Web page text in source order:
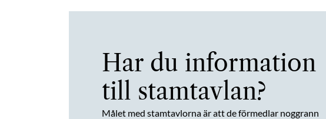
Har du information
till stamtavlan?
Målet med stamtavlorna är att de förmedlar noggrann